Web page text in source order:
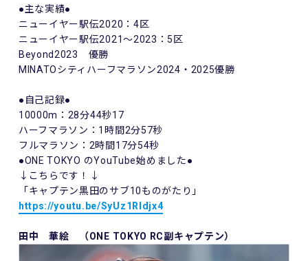
●主な実績●
ニューイヤー駅伝2020：4区
ニューイヤー駅伝2021～2023：5区
Beyond2023 優勝
MINATOシティハーフマラソン2024・2025優勝
●自己記録●
10000m：28分44秒17
ハーフマラソン：1時間2分57秒
フルマラソン：2時間17分54秒
●ONE TOKYO のYouTube始めました●
↓こちらです！↓
「キャプテン黒田のサブ10ものがたり」
https://youtu.be/SyUz1Rldjx4
田中 華絵 （ONE TOKYO RC副キャプテン）